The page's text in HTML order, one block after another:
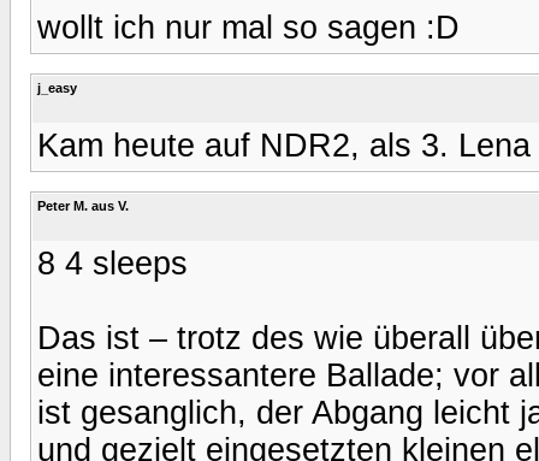
wollt ich nur mal so sagen :D
j_easy
Kam heute auf NDR2, als 3.
Peter M. aus V.
8 4 sleeps
Das ist – trotz des wie überall
eine interessantere Ballade; vor
ist gesanglich, der Abgang leicht
und gezielt eingesetzten kleinen